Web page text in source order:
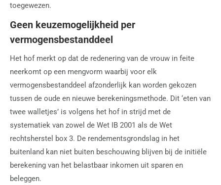
toegewezen.
Geen keuzemogelijkheid per
vermogensbestanddeel
Het hof merkt op dat de redenering van de vrouw in feite
neerkomt op een mengvorm waarbij voor elk
vermogensbestanddeel afzonderlijk kan worden gekozen
tussen de oude en nieuwe berekeningsmethode. Dit ‘eten van
twee walletjes’ is volgens het hof in strijd met de
systematiek van zowel de Wet IB 2001 als de Wet
rechtsherstel box 3. De rendementsgrondslag in het
buitenland kan niet buiten beschouwing blijven bij de initiële
berekening van het belastbaar inkomen uit sparen en
beleggen.